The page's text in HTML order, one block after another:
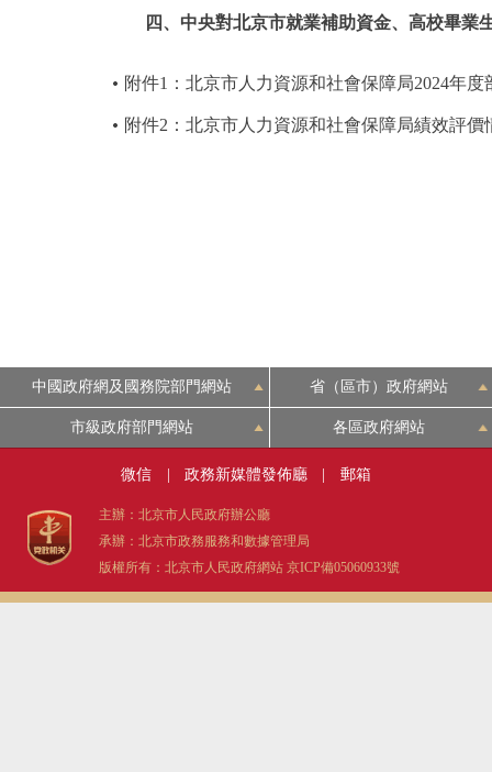
四、中央對北京市就業補助資金、高校畢業
附件1：北京市人力資源和社會保障局2024年度
附件2：北京市人力資源和社會保障局績效評價
中國政府網及國務院部門網站 省（區市）政府網站
市級政府部門網站 各區政府網站
微信 政務新媒體發佈廳 郵箱
主辦：北京市人民政府辦公廳
承辦：北京市政務服務和數據管理局
版權所有：北京市人民政府網站 京ICP備05060933號